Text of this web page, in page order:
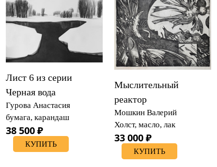
Лист 6 из серии
Черная вода
Гурова Анастасия
бумага, карандаш
38 500 ₽
КУПИТЬ
Мыслительный
реактор
Мошкин Валерий
Холст, масло, лак
33 000 ₽
КУПИТЬ